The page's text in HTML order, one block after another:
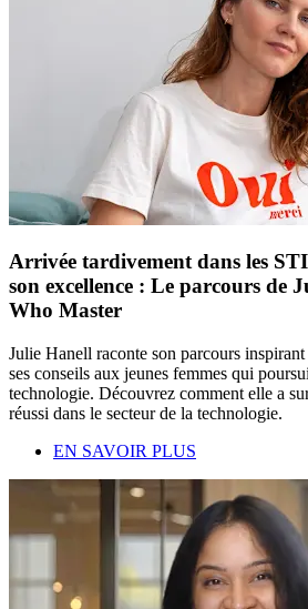
Arrivée tardivement dans les
son excellence : Le parcours de
Who Master
Julie Hanell raconte son parcours
ses conseils aux jeunes femmes qui
technologie. Découvrez comment elle a
réussi dans le secteur de la technologie.
EN SAVOIR PLUS